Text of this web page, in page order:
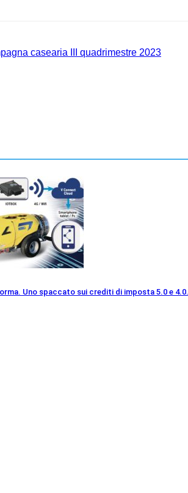
casearia III quadrimestre 2023
Uno spaccato sui crediti di imposta 5.0 e 4.0.